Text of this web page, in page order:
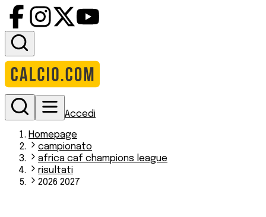
Accedi
Homepage
campionato
africa caf champions league
risultati
2026 2027